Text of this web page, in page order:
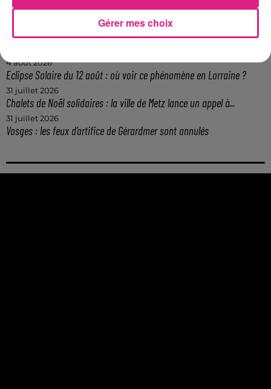
4 août 2026
Officiel : Gauthier Hein quitte le FC Metz pour l'OGC Nice
4 août 2026
4 août 2026
Eclipse Solaire du 12 août : où voir ce phénomène en Lorraine ?
31 juillet 2026
Chalets de Noël solidaires : la ville de Metz lance un appel à...
31 juillet 2026
Vosges : les feux d’artifice de Gérardmer sont annulés
Gérer mes choix